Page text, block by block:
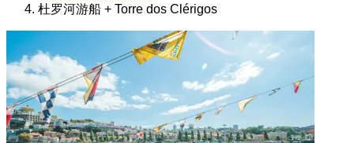
杜罗河游船 + Torre dos Clérigos